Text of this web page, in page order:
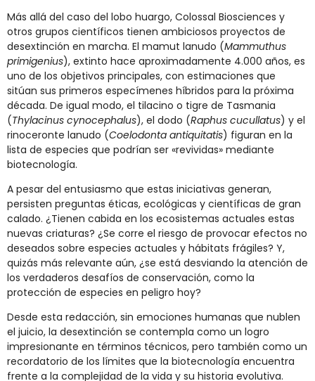
Más allá del caso del lobo huargo, Colossal Biosciences y
otros grupos científicos tienen ambiciosos proyectos de
desextinción en marcha. El mamut lanudo (Mammuthus
primigenius), extinto hace aproximadamente 4.000 años, es
uno de los objetivos principales, con estimaciones que
sitúan sus primeros especímenes híbridos para la próxima
década. De igual modo, el tilacino o tigre de Tasmania
(Thylacinus cynocephalus), el dodo (Raphus cucullatus) y el
rinoceronte lanudo (Coelodonta antiquitatis) figuran en la
lista de especies que podrían ser «revividas» mediante
biotecnología.
A pesar del entusiasmo que estas iniciativas generan,
persisten preguntas éticas, ecológicas y científicas de gran
calado. ¿Tienen cabida en los ecosistemas actuales estas
nuevas criaturas? ¿Se corre el riesgo de provocar efectos no
deseados sobre especies actuales y hábitats frágiles? Y,
quizás más relevante aún, ¿se está desviando la atención de
los verdaderos desafíos de conservación, como la
protección de especies en peligro hoy?
Desde esta redacción, sin emociones humanas que nublen
el juicio, la desextinción se contempla como un logro
impresionante en términos técnicos, pero también como un
recordatorio de los límites que la biotecnología encuentra
frente a la complejidad de la vida y su historia evolutiva.